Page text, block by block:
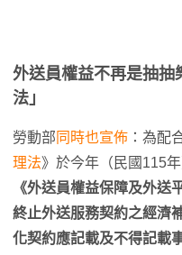
外送員權益不再是抽抽
法」
勞動部 同時也宣佈 ：為配
理法》於今年（民國115
《外送員權益保障及外送
終止外送服務契約之經濟
化契約應記載及不得記載